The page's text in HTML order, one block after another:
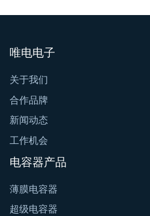
唯电电子
关于我们
合作品牌
新闻动态
工作机会
电容器产品
薄膜电容器
超级电容器